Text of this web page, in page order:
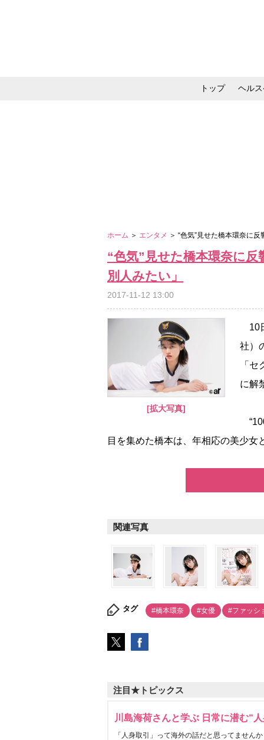
トップ ヘル
ホーム ＞ エンタメ ＞ “色気”見せた橋本環奈に
“色気”見せた橋本環奈に
別人みたい」
2017-11-12 13:00
[拡大写真]
10
社）
「
に解
目を集めた橋本は、年相応の美少女
関連写真
タグ #橋本環奈 #女優 #ファッシ
注目★トピックス
川島海荷さんと学ぶ 日常に潜む“
「人身取引」って海外の話だと思ってません